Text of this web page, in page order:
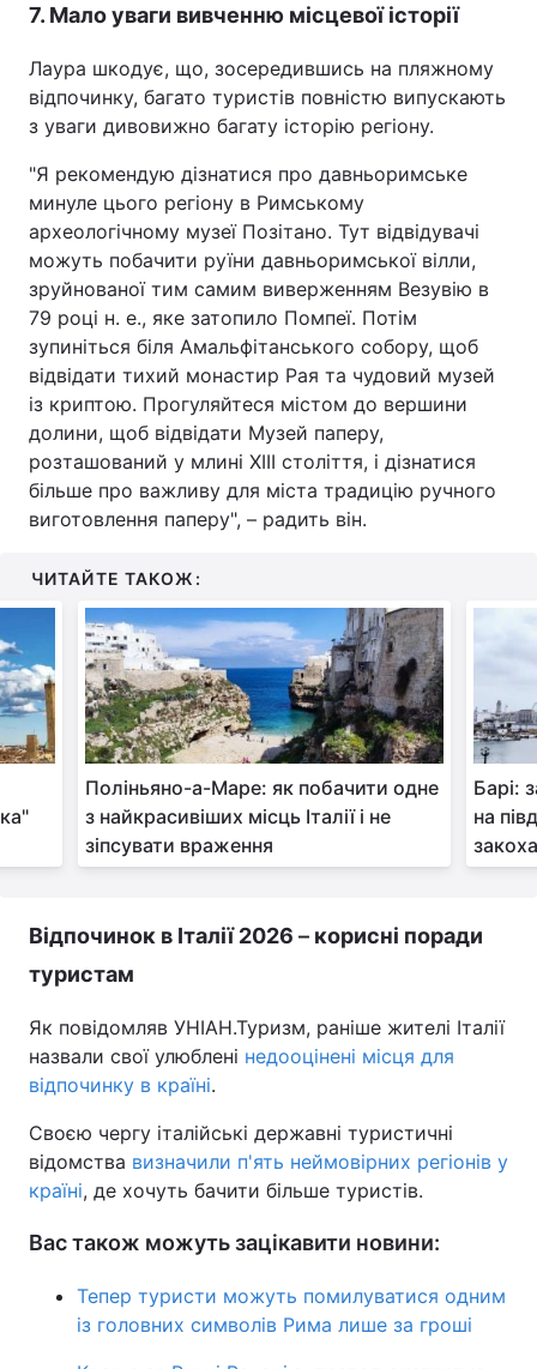
7. Мало уваги вивченню місцевої історії
Лаура шкодує, що, зосередившись на пляжному
відпочинку, багато туристів повністю випускають
з уваги дивовижно багату історію регіону.
"Я рекомендую дізнатися про давньоримське
минуле цього регіону в Римському
археологічному музеї Позітано. Тут відвідувачі
можуть побачити руїни давньоримської вілли,
зруйнованої тим самим виверженням Везувію в
79 році н. е., яке затопило Помпеї. Потім
зупиніться біля Амальфітанського собору, щоб
відвідати тихий монастир Рая та чудовий музей
із криптою. Прогуляйтеся містом до вершини
долини, щоб відвідати Музей паперу,
розташований у млині XIII століття, і дізнатися
більше про важливу для міста традицію ручного
виготовлення паперу", – радить він.
ЧИТАЙТЕ ТАКОЖ:
Поліньяно-а-Маре: як побачити одне
з найкрасивіших місць Італії і не
зіпсувати враження
Барі:
на
Відпочинок в Італії 2026 – корисні поради
туристам
Як повідомляв УНІАН.Туризм, раніше жителі Італії
назвали свої улюблені недооцінені місця для
відпочинку в країні.
Своєю чергу італійські державні туристичні
відомства визначили п'ять неймовірних регіонів у
країні, де хочуть бачити більше туристів.
Вас також можуть зацікавити новини:
Тепер туристи можуть помилуватися одним
із головних символів Рима лише за гроші